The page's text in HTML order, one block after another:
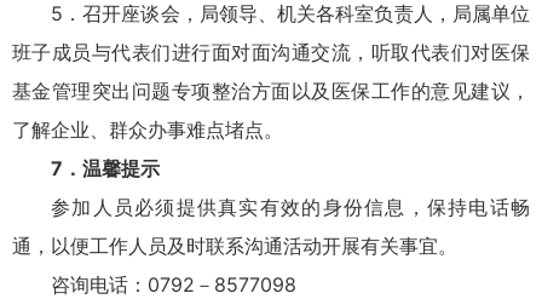
5．召开座谈会，局领导、机关各科室负责人，局属单位
班子成员与代表们进行面对面沟通交流，听取代表们对医保
基金管理突出问题专项整治方面以及医保工作的意见建议，
了解企业、群众办事难点堵点。
7．温馨提示
参加人员必须提供真实有效的身份信息，保持电话畅
通，以便工作人员及时联系沟通活动开展有关事宜。
咨询电话：0792－8577098